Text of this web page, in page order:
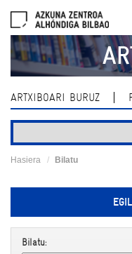
navigation
ARTXIBOARI BURUZ
Hasiera Bilatu
Bilatu: